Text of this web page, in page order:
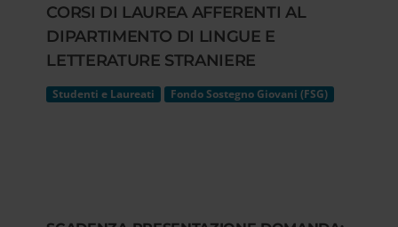
CORSI DI LAUREA AFFERENTI AL
DIPARTIMENTO DI LINGUE E
LETTERATURE STRANIERE
Studenti e Laureati Fondo Sostegno Giovani (FSG)